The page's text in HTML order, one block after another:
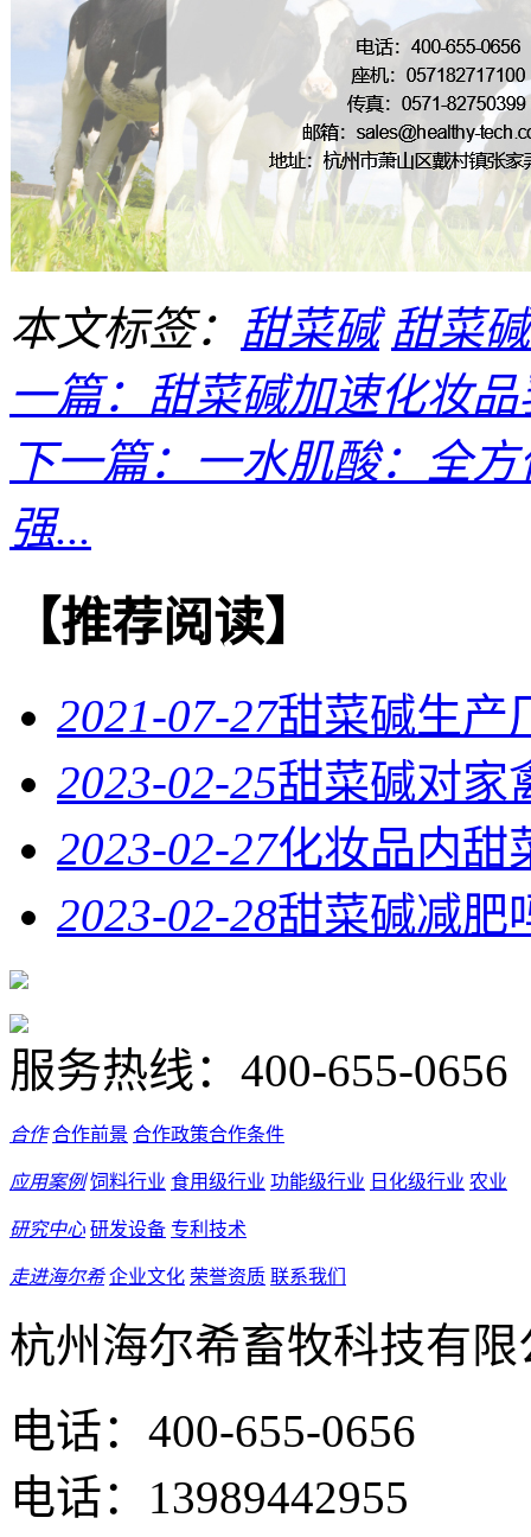
本文标签： 甜菜碱 甜菜
一篇：甜菜碱加速化妆
下一篇：一水肌酸：全
强...
【推荐阅读】
2021-07-27甜菜碱生产
2023-02-25甜菜碱对家
2023-02-27化妆品内甜
2023-02-28甜菜碱减肥
服务热线： 400-655-0656
合作 合作前景 合作政策合作条件
应用案例 饲料行业 食用级行业 功能级行业 日化级行业 农业
研究中心 研发设备 专利技术
走进海尔希 企业文化 荣誉资质 联系我们
杭州海尔希畜牧科技有限
电话：400-655-0656
电话：13989442955